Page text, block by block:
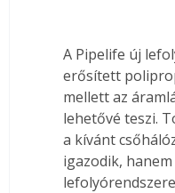
A Pipelife új
erősített
mellett az
lehetővé teszi.
a kívánt
igazodik,